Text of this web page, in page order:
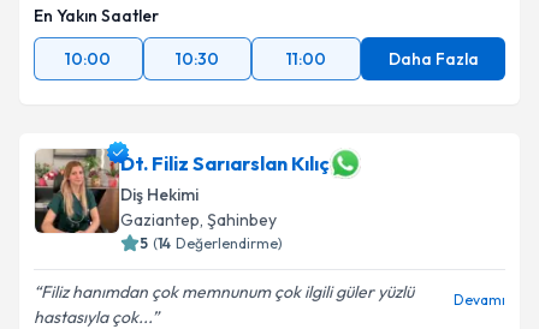
En Yakın Saatler
10:00
10:30 11:00 Daha Fazla
Dt. Filiz Sarıarslan Kılıç
Diş Hekimi
Gaziantep, Şahinbey
5 (14 Değerlendirme)
Filiz hanımdan çok memnunum çok ilgili güler yüzlü
hastasıyla çok...
Devamı